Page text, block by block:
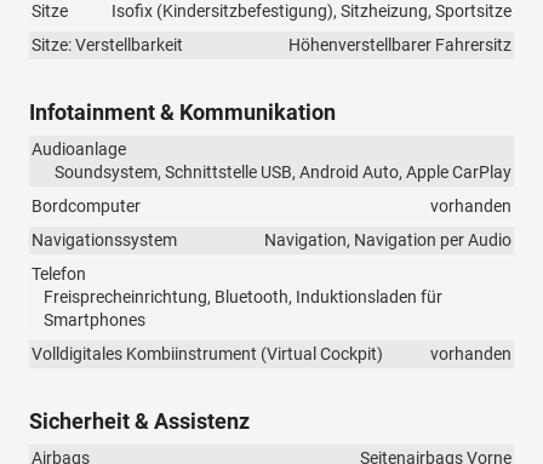
Sitze
Isofix (Kindersitzbefestigung), Sitzheizung, Sportsitze
Sitze: Verstellbarkeit
Höhenverstellbarer Fahrersitz
Infotainment & Kommunikation
Audioanlage
Soundsystem, Schnittstelle USB, Android Auto, Apple CarPlay
Bordcomputer
vorhanden
Navigationssystem
Navigation, Navigation per Audio
Telefon
Freisprecheinrichtung, Bluetooth, Induktionsladen für
Smartphones
Volldigitales Kombiinstrument (Virtual Cockpit)
vorhanden
Sicherheit & Assistenz
Airbags
Seitenairbags Vorne